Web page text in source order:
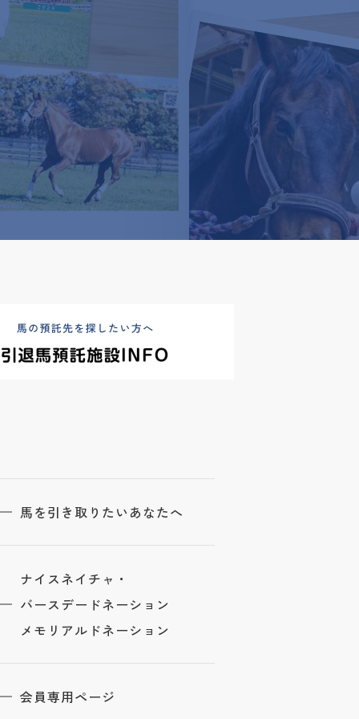
馬を引き取りたいあなたへ
ナイスネイチャ・
バースデードネーション
メモリアルドネーション
会員専用ページ